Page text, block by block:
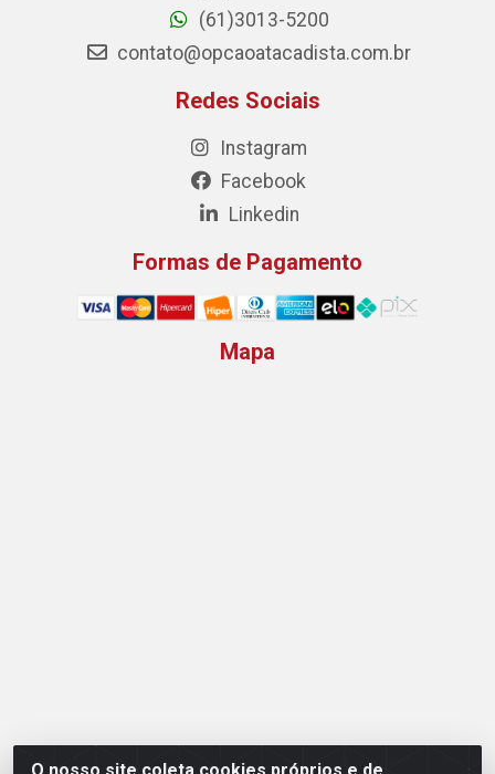
(61)3013-5200
contato@opcaoatacadista.com.br
Redes Sociais
Instagram
Facebook
Linkedin
Formas de Pagamento
Mapa